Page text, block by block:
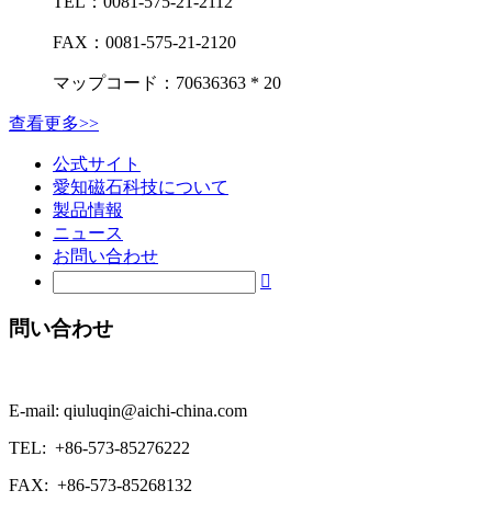
FAX： 0081-575-21-2120
マップコード：70636363 * 20
查看更多>>
公式サイト
愛知磁石科技について
製品情報
ニュース
お問い合わせ

問い合わせ
E-mail: qiuluqin@aichi-china.com
TEL: +86-573-85276222
FAX: +86-573-85268132